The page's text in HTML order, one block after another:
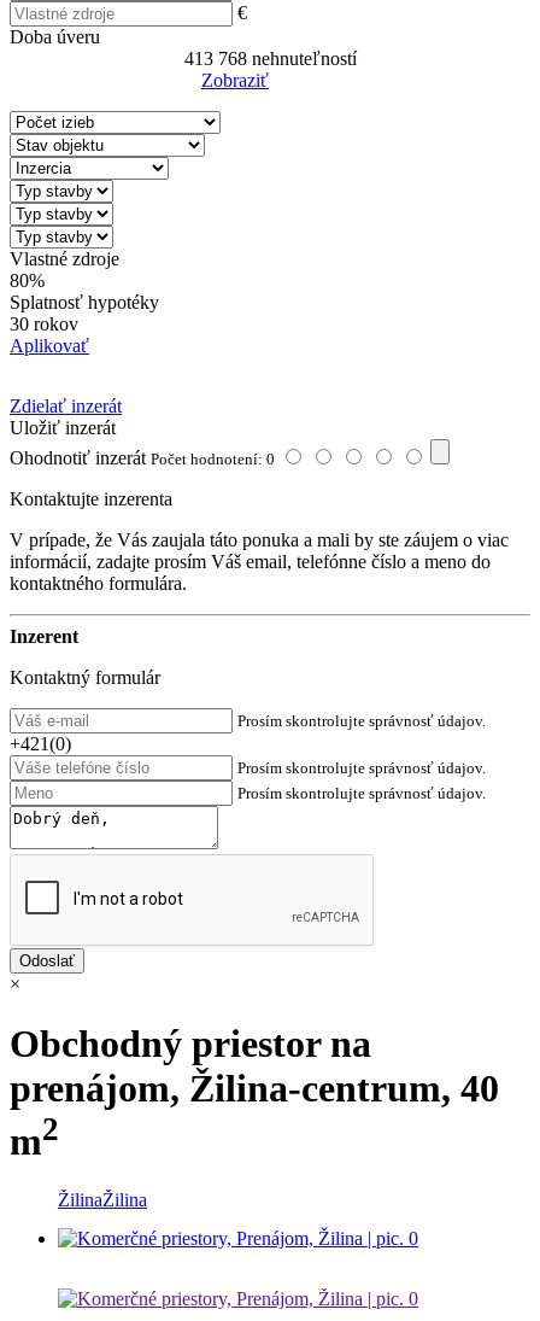
€
Doba úveru
413 768nehnuteľností
Zobraziť
Vlastné zdroje
80%
Splatnosť hypotéky
30 rokov
Aplikovať
Zdielať inzerát
Uložiť inzerát
Ohodnotiť inzerát Počet hodnotení: 0
Kontaktujte inzerenta
V prípade, že Vás zaujala táto ponuka a mali by ste záujem o viac
informácií, zadajte prosím Váš email, telefónne číslo a meno do
kontaktného formulára.
Inzerent
Kontaktný formulár
Prosím skontrolujte správnosť údajov.
+421(0)
Prosím skontrolujte správnosť údajov.
Prosím skontrolujte správnosť údajov.
×
Obchodný priestor na
prenájom, Žilina-centrum, 40
m2
ŽilinaŽilina